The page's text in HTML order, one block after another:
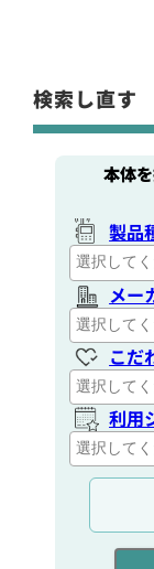
検索し直す
本体
製品
メー
こだ
利用
通信
出力